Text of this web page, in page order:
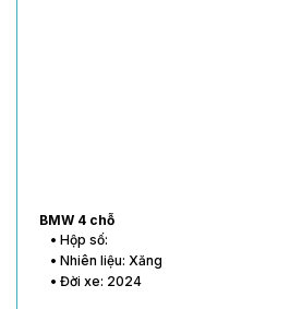
BMW 4 chỗ
• Hộp số:
• Nhiên liệu: Xăng
• Đời xe: 2024